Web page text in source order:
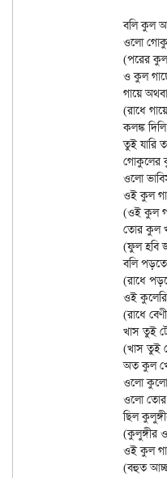
		বলি কুল আর তুই খাস্‌নে (রাধে কুল আর তুই খাস্‌নে)
		কলঙ্ক দিলি (কলঙ্ক দিলি)
		তুই যারি তারি কুল চুরি করে খেলি
		বলি পড়তে নাকি কুল খেতে যাস রোজ রোজ ইস্কুলে
		অত কুল খেয়ে রাতে পেট ডাকে কুল কুল কুল কুল।
		ছিল কুলুঙ্গীতে কুলের আচার তাও খেয়েছিল কুল খোয়ারী